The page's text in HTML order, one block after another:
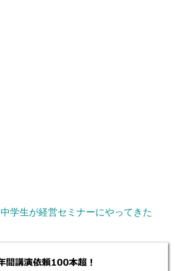
中学生が経営セミナーにやってきた